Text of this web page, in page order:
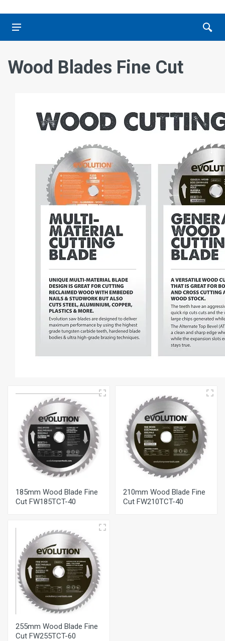
Wood Blades Fine Cut
185mm Wood Blade Fine
Cut FW185TCT-40
210mm Wood Blade Fine
Cut FW210TCT-40
255mm Wood Blade Fine
Cut FW255TCT-60